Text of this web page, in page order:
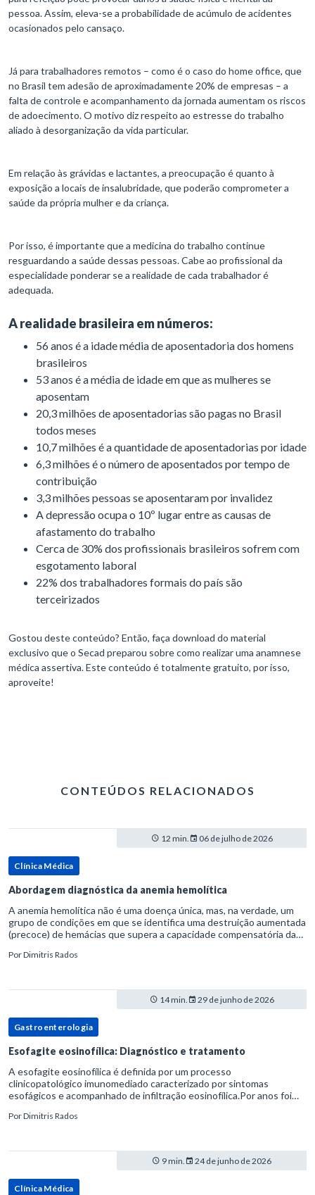
pessoa. Assim, eleva-se a probabilidade de acúmulo de acidentes
ocasionados pelo cansaço.
Já para trabalhadores remotos – como é o caso do home office, que
no Brasil tem adesão de aproximadamente 20% de empresas – a
falta de controle e acompanhamento da jornada aumentam os riscos
de adoecimento. O motivo diz respeito ao estresse do trabalho
aliado à desorganização da vida particular.
Em relação às grávidas e lactantes, a preocupação é quanto à
exposição a locais de insalubridade, que poderão comprometer a
saúde da própria mulher e da criança.
Por isso, é importante que a medicina do trabalho continue
resguardando a saúde dessas pessoas. Cabe ao profissional da
especialidade ponderar se a realidade de cada trabalhador é
adequada.
A realidade brasileira em números:
56 anos é a idade média de aposentadoria dos homens
brasileiros
53 anos é a média de idade em que as mulheres se
aposentam
20,3 milhões de aposentadorias são pagas no Brasil
todos meses
10,7 milhões é a quantidade de aposentadorias por idade
6,3 milhões é o número de aposentados por tempo de
contribuição
3,3 milhões pessoas se aposentaram por invalidez
A depressão ocupa o 10º lugar entre as causas de
afastamento do trabalho
Cerca de 30% dos profissionais brasileiros sofrem com
esgotamento laboral
22% dos trabalhadores formais do país são
terceirizados
Gostou deste conteúdo? Então, faça download do material
exclusivo que o Secad preparou sobre como realizar uma anamnese
médica assertiva. Este conteúdo é totalmente gratuito, por isso,
aproveite!
CONTEÚDOS RELACIONADOS
12 min. 06 de julho de 2026
Clínica Médica
Abordagem diagnóstica da anemia hemolítica
A anemia hemolítica não é uma doença única, mas, na verdade, um
grupo de condições em que se identifica uma destruição aumentada
(precoce) de hemácias que supera a capacidade compensatória da
PorDimitris Rados
14 min. 29 de junho de 2026
Gastroenterologia
Esofagite eosinofílica: Diagnóstico e tratamento
A esofagite eosinofílica é definida por um processo
clinicopatológico imunomediado caracterizado por sintomas
esofágicos e acompanhado de infiltração eosinofílica.Por anos foi
refluxo gastr
PorDimitris Rados
9 min. 24 de junho de 2026
Clínica Médica